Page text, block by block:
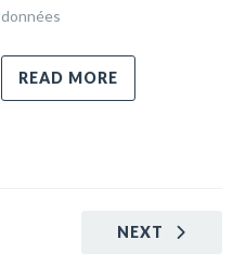
données
READ MORE
NEXT